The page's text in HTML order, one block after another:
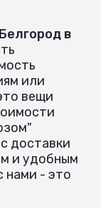
в
или
вещи
доставки
и удобным
нами - это